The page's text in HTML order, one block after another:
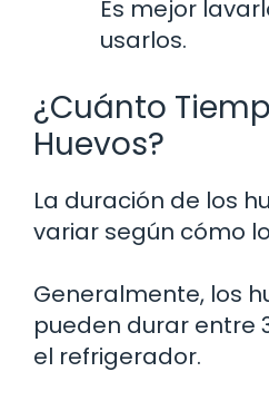
Es mejor
usarlos.
¿Cuánto
Huevos?
La duración de los
variar según cómo
Generalmente, los
pueden durar entre
el refrigerador.